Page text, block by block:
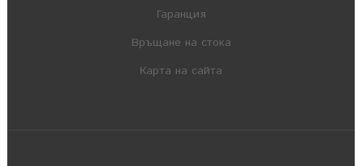
Гаранция
Връщане на стока
Карта на сайта